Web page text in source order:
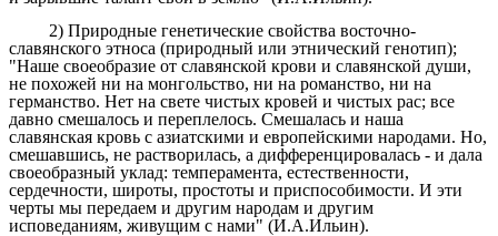
2) Природные генетические свойства восточно-
славянского этноса (природный или этнический генотип);
"Наше своеобразие от славянской крови и славянской души,
не похожей ни на монгольство, ни на романство, ни на
германство. Нет на свете чистых кровей и чистых рас; все
давно смешалось и переплелось. Смешалась и наша
славянская кровь с азиатскими и европейскими народами. Но,
смешавшись, не растворилась, а дифференцировалась - и дала
своеобразный уклад: темперамента, естественности,
сердечности, широты, простоты и приспособимости. И эти
черты мы передаем и другим народам и другим
исповеданиям, живущим с нами" (И.А.Ильин).